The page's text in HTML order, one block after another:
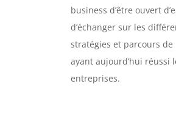
business d’être ouvert
d’échanger sur les
stratégies et parcours de
ayant aujourd’hui réussi
entreprises.